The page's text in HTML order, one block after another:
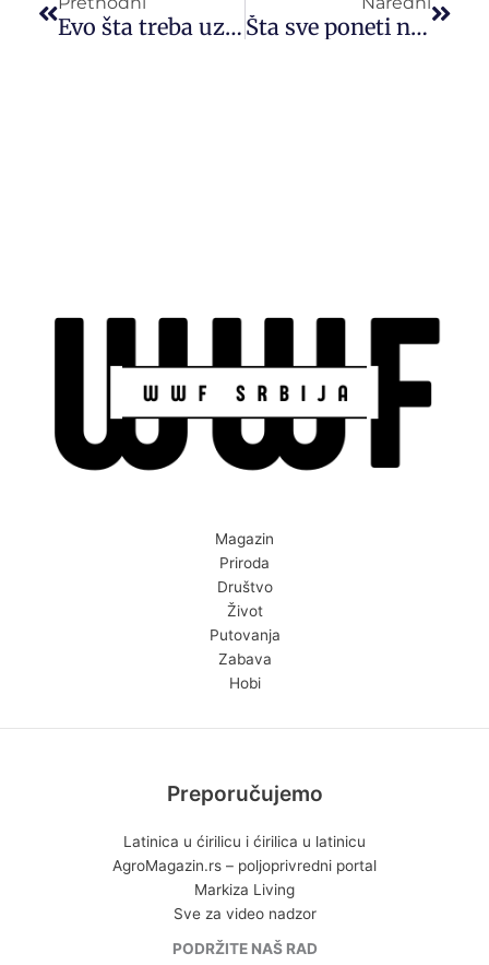
Evo šta treba uzeti u obzir kod kupovine usisivača! Šta sve poneti na letovanje sa decom – kompletan spisak za more
Magazin
Priroda
Društvo
Život
Putovanja
Zabava
Hobi
Preporučujemo
Latinica u ćirilicu i ćirilica u latinicu
AgroMagazin.rs – poljoprivredni portal
Markiza Living
Sve za video nadzor
PODRŽITE NAŠ RAD